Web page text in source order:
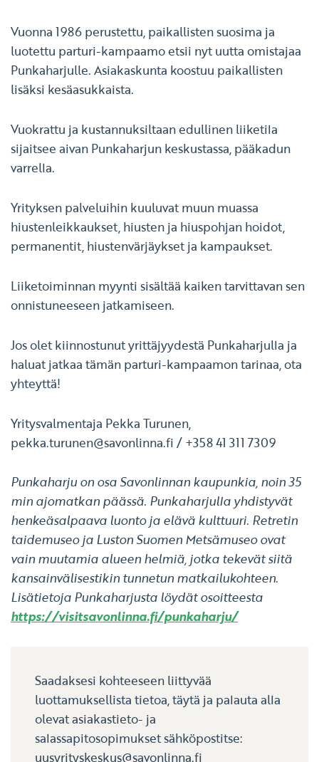
Vuonna 1986 perustettu, paikallisten suosima ja
luotettu parturi-kampaamo etsii nyt uutta omistajaa
Punkaharjulle. Asiakaskunta koostuu paikallisten
lisäksi kesäasukkaista.
Vuokrattu ja kustannuksiltaan edullinen liiketila
sijaitsee aivan Punkaharjun keskustassa, pääkadun
varrella.
Yrityksen palveluihin kuuluvat muun muassa
hiustenleikkaukset, hiusten ja hiuspohjan hoidot,
permanentit, hiustenvärjäykset ja kampaukset.
Liiketoiminnan myynti sisältää kaiken tarvittavan sen
onnistuneeseen jatkamiseen.
Jos olet kiinnostunut yrittäjyydestä Punkaharjulla ja
haluat jatkaa tämän parturi-kampaamon tarinaa, ota
yhteyttä!
Yritysvalmentaja Pekka Turunen,
pekka.turunen@savonlinna.fi / +358 41 311 7309
Punkaharju on osa Savonlinnan kaupunkia, noin 35
min ajomatkan päässä. Punkaharjulla yhdistyvät
henkeäsalpaava luonto ja elävä kulttuuri. Retretin
taidemuseo ja Luston Suomen Metsämuseo ovat
vain muutamia alueen helmiä, jotka tekevät siitä
kansainvälisestikin tunnetun matkailukohteen.
Lisätietoja Punkaharjusta löydät osoitteesta
https://visitsavonlinna.fi/punkaharju/
Saadaksesi kohteeseen liittyvää
luottamuksellista tietoa, täytä ja palauta alla
olevat asiakastieto- ja
salassapitosopimukset sähköpostitse:
uusyrityskeskus savonlinna.fi